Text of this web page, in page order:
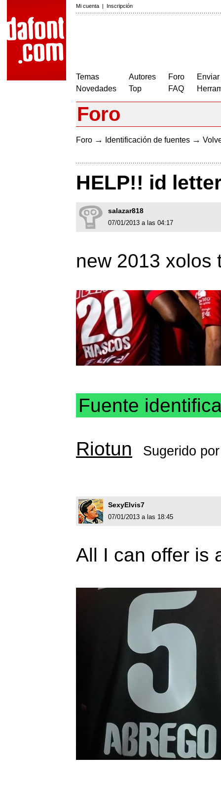
Mi cuenta | Inscripción
Temas
Novedades
Autores
Top
Foro
FAQ
Foro
Foro → Identificación de fuentes →
HELP!! id
salazar818
07/01/2013 a las 04:17
new 2013 xolos
Fuente
Riotun Sugerido
SexyElvis7
07/01/2013 a las 18:45
All I can offer is